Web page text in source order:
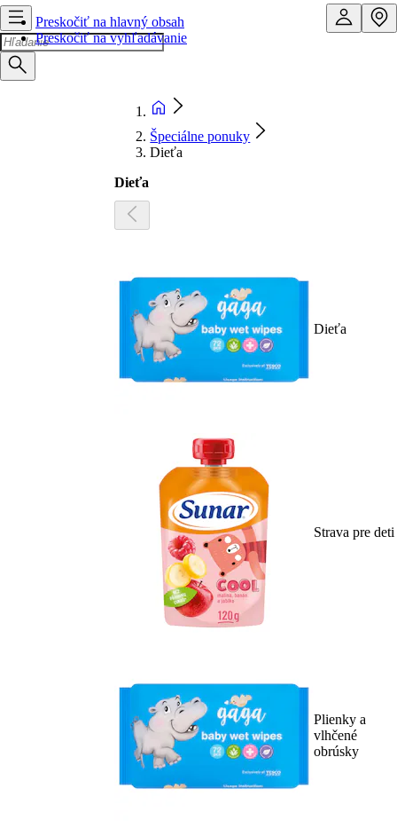
Preskočiť na hlavný obsah
Preskočiť na vyhľadávanie
Špeciálne ponuky
Dieťa
Dieťa
Dieťa
Strava pre deti
Plienky a
vlhčené
obrúsky